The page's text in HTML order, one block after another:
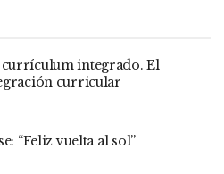
currículum integrado. El
curricular
“Feliz vuelta al sol”